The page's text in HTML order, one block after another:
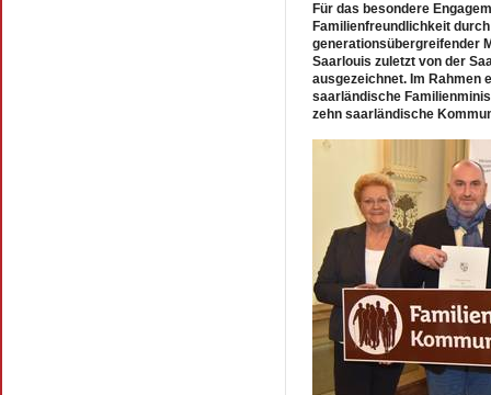
Für das besondere
Familienfreundlichkeit
generationsübergreifender
Saarlouis zuletzt von der
ausgezeichnet. Im Rahmen
saarländische
zehn saarländische